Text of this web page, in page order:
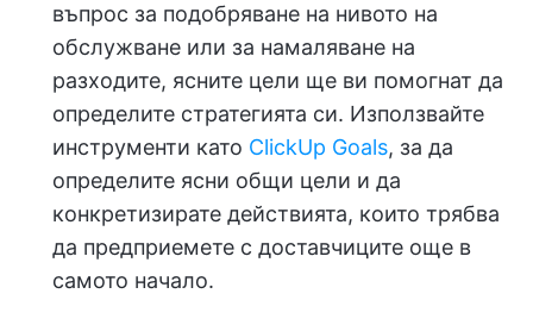
въпрос за подобряване на нивото на
обслужване или за намаляване на
разходите, ясните цели ще ви помогнат да
определите стратегията си. Използвайте
инструменти като ClickUp Goals, за да
определите ясни общи цели и да
конкретизирате действията, които трябва
да предприемете с доставчиците още в
самото начало.